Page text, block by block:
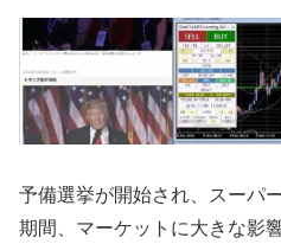
予備選挙が開始され、スーパ
期間、マーケットに大きな影